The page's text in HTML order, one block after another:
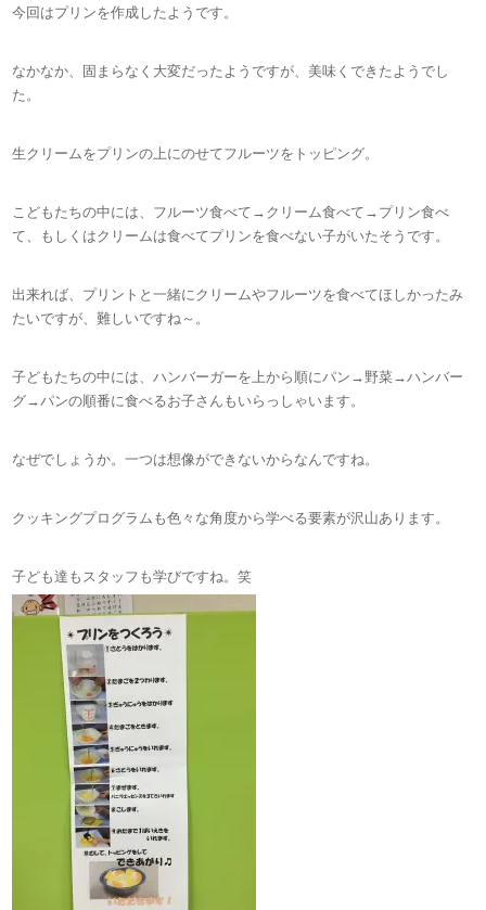
今回はプリンを作成したようです。
なかなか、固まらなく大変だったようですが、美味くできたようでし
た。
生クリームをプリンの上にのせてフルーツをトッピング。
こどもたちの中には、フルーツ食べて→クリーム食べて→プリン食べ
て、もしくはクリームは食べてプリンを食べない子がいたそうです。
出来れば、プリントと一緒にクリームやフルーツを食べてほしかったみ
たいですが、難しいですね～。
子どもたちの中には、ハンバーガーを上から順にパン→野菜→ハンバー
グ→パンの順番に食べるお子さんもいらっしゃいます。
なぜでしょうか。一つは想像ができないからなんですね。
クッキングプログラムも色々な角度から学べる要素が沢山あります。
子ども達もスタッフも学びですね。笑